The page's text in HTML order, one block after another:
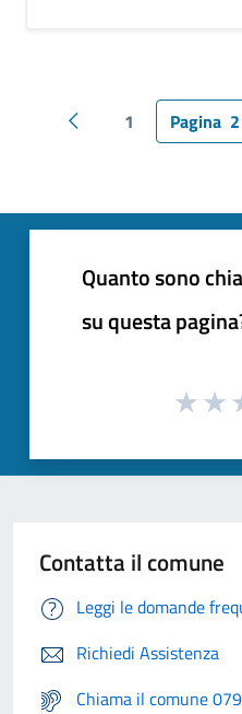
Pagina precedente
1 Pagina 2
Quanto sono
su questa
Contatta il comune
Leggi le domande
Richiedi Assistenza
Chiama il comune